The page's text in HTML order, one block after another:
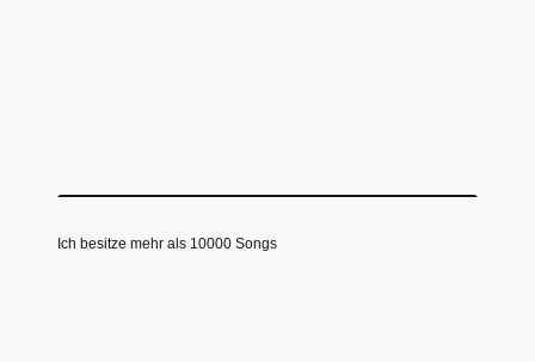
Ich besitze mehr als 10000 Songs